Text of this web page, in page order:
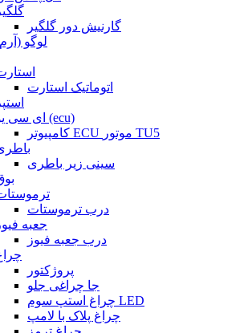
گلگیر
گارنیش دور گلگیر
لوگو
اتوماتیک استارت
استپر
ای سی یو (ecu)
کامپیوتر ECU موتور TU5
سینی زیر باطری
درب ترموستات
جعبه
درب جعبه فیوز
پروژکتور
جا چراغی جلو
چراغ استپ سوم LED
چراغ پلاک با لامپ